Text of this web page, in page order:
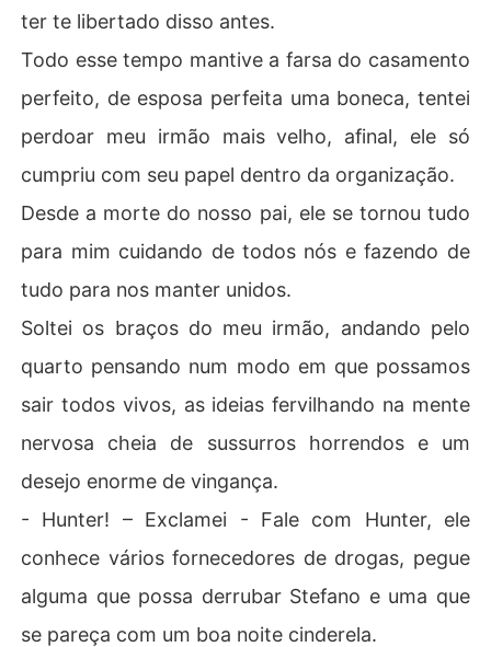
ter te libertado disso antes.
Todo esse tempo mantive a farsa do casamento
perfeito, de esposa perfeita uma boneca, tentei
perdoar meu irmão mais velho, afinal, ele só
cumpriu com seu papel dentro da organização.
Desde a morte do nosso pai, ele se tornou tudo
para mim cuidando de todos nós e fazendo de
tudo para nos manter unidos.
Soltei os braços do meu irmão, andando pelo
quarto pensando num modo em que possamos
sair todos vivos, as ideias fervilhando na mente
nervosa cheia de sussurros horrendos e um
desejo enorme de vingança.
- Hunter! – Exclamei - Fale com Hunter, ele
conhece vários fornecedores de drogas, pegue
alguma que possa derrubar Stefano e uma que
se pareça com um boa noite cinderela.